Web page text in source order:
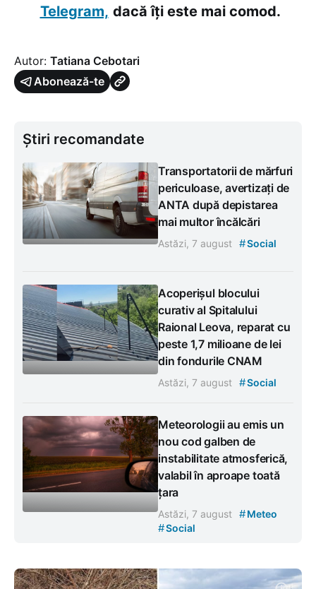
Telegram, dacă îți este mai comod.
Autor: Tatiana Cebotari
Abonează-te
Știri recomandate
Transportatorii de mărfuri
periculoase, avertizați de
ANTA după depistarea
mai multor încălcări
Astăzi, 7 august #Social
Acoperișul blocului
curativ al Spitalului
Raional Leova, reparat cu
peste 1,7 milioane de lei
din fondurile CNAM
Astăzi, 7 august #Social
Meteorologii au emis un
nou cod galben de
instabilitate atmosferică,
valabil în aproape toată
țara
Astăzi, 7 august #Meteo
#Social